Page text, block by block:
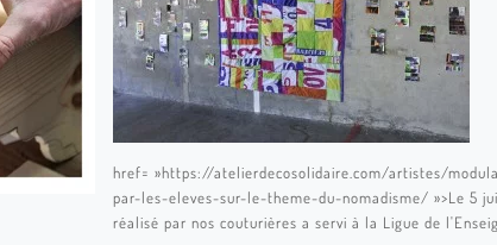
href= »https://atelierdecosolidaire.com/artistes/
par-les-eleves-sur-le-theme-du-nomadisme/ »>Le 5
réalisé par nos couturières a servi à la Ligue de